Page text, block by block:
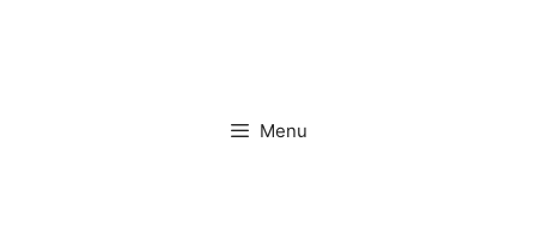
Menu